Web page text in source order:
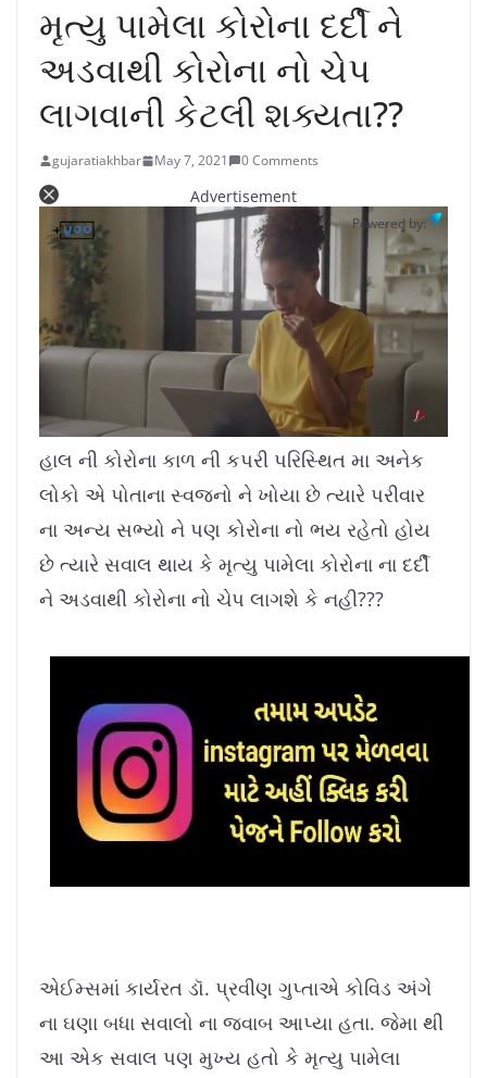
મૃત્યુ પામેલા કોરોના દર્દી ને
અડવાથી કોરોના નો ચેપ
લાગવાની કેટલી શક્યતા??
gujaratiakhbar May 7, 2021 0 Comments
Advertisement
Powered by:
n
u
t
d
e
1
.
7
હાલ ની કોરોના કાળ ની કપરી પરિસ્થિત મા અનેક
લોકો એ પોતાના સ્વજનો ને ખોયા છે ત્યારે પરીવાર
ના અન્ય સભ્યો ને પણ કોરોના નો ભય રહેતો હોય
છે ત્યારે સવાલ થાય કે મૃત્યુ પામેલા કોરોના ના દર્દી
ને અડવાથી કોરોના નો ચેપ લાગશે કે નહી???
એઈમ્સમાં કાર્યરત ડૉ. પ્રવીણ ગુપ્તાએ કોવિડ અંગે
ના ઘણા બધા સવાલો ના જવાબ આપ્યા હતા. જેમા થી
આ એક સવાલ પણ મુખ્ય હતો કે મૃત્યુ પામેલા